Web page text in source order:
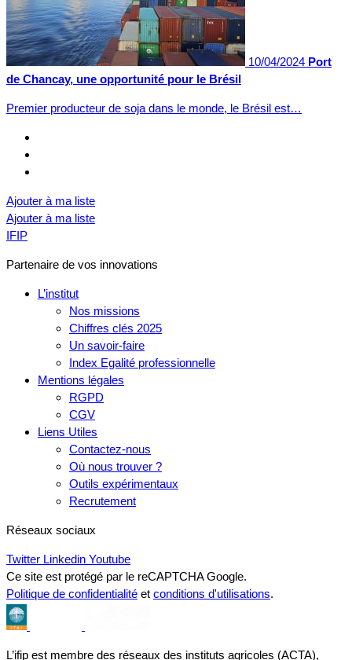
10/04/2024 Port
de Chancay, une opportunité pour le Brésil
Premier producteur de soja dans le monde, le Brésil est…
Ajouter à ma liste
Ajouter à ma liste
IFIP
Partenaire de vos innovations
L’institut
Nos missions
Chiffres clés 2025
Un savoir-faire
Index Egalité professionnelle
Mentions légales
RGPD
CGV
Liens Utiles
Contactez-nous
Où nous trouver ?
Outils expérimentaux
Recrutement
Réseaux sociaux
Twitter Linkedin Youtube
Ce site est protégé par le reCAPTCHA Google.
Politique de confidentialité et conditions d'utilisations.
L’ifip est membre des réseaux des instituts agricoles (ACTA),